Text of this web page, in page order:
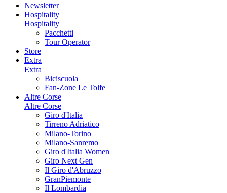
Newsletter
Hospitality
Hospitality
Pacchetti
Tour Operator
Store
Extra
Extra
Biciscuola
Fan-Zone Le Tolfe
Altre Corse
Altre Corse
Giro d'Italia
Tirreno Adriatico
Milano-Torino
Milano-Sanremo
Giro d'Italia Women
Giro Next Gen
Il Giro d'Abruzzo
GranPiemonte
Il Lombardia